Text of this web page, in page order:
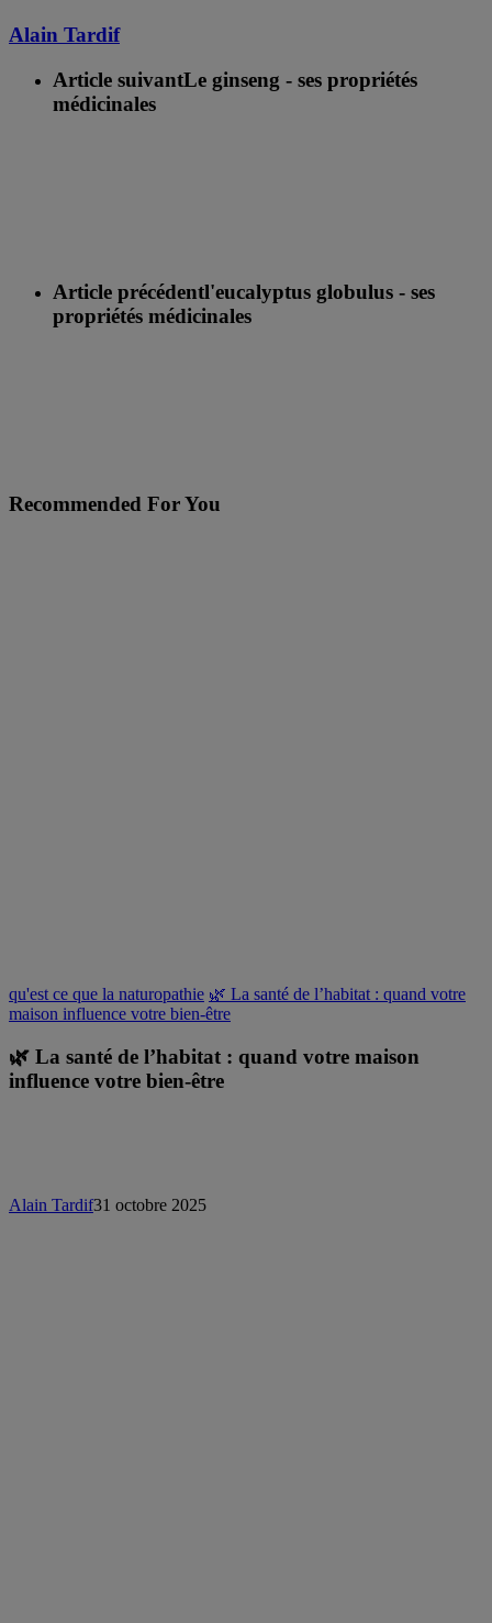
Alain Tardif
Article suivantLe ginseng - ses propriétés
médicinales
Article précédentl'eucalyptus globulus - ses
propriétés médicinales
Recommended For You
qu'est ce que la naturopathie 🌿 La santé de l’habitat : quand votre
maison influence votre bien-être
🌿 La santé de l’habitat : quand votre maison
influence votre bien-être
Alain Tardif31 octobre 2025